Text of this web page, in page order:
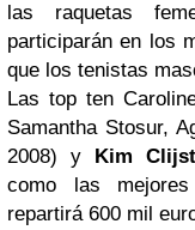
las raquetas
participarán en los
que los tenistas
Las top ten
Samantha Stosur,
2008) y Kim
como las
repartirá 600 mil